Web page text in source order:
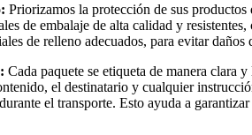
Priorizamos la protección de sus productos
de embalaje de alta calidad y resistentes,
de relleno adecuados, para evitar daños
Cada paquete se etiqueta de manera clara
el destinatario y cualquier
el transporte. Esto ayuda a